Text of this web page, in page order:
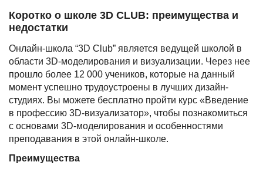
Коротко о школе 3D CLUB: преимущества и
недостатки
Онлайн-школа “3D Club” является ведущей школой в
области 3D-моделирования и визуализации. Через нее
прошло более 12 000 учеников, которые на данный
момент успешно трудоустроены в лучших дизайн-
студиях. Вы можете бесплатно пройти курс «Введение
в профессию 3D-визуализатор», чтобы познакомиться
с основами 3D-моделирования и особенностями
преподавания в этой онлайн-школе.
Преимущества